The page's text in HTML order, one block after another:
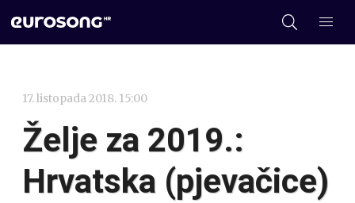
17. listopada 2018. 15:00
Želje za 2019.:
Hrvatska (pjevačice)